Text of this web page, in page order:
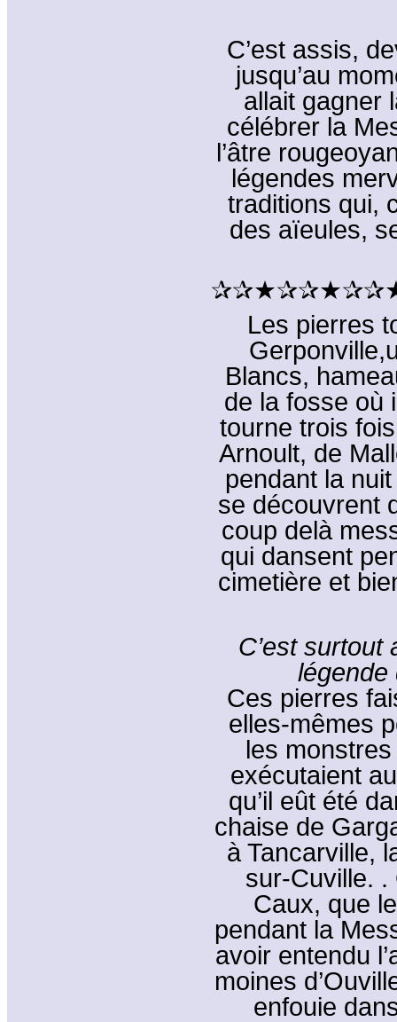
C’est assis,
jusqu’au
allait gagner
célébrer la
l’âtre
légendes
traditions qui,
des aïeules,
Les pierres
Blancs,
de la fosse où
tourne trois
Arnoult, de
pendant la
se découvrent
coup delà
qui dansent
cimetière et
C’est surtout
légende
Ces pierres
elles-mêmes
les
exécutaient
qu’il eût été
chaise de
à Tancarville,
sur-Cuville.
Caux, que
pendant la
avoir entendu
moines
enfouie